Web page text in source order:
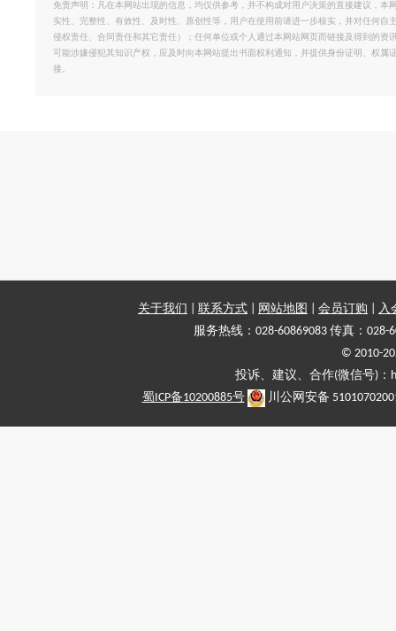
免责声明：凡在本网站出现的信息，均仅供参考，并不构成对用户决策的直接建议，
实性、完整性、有效性、及时性、原创性等，用户在使用前请进一步核实，并对任何
侵权责任、合同责任和其它责任）；任何单位或个人通过本网站网页而链接及得到的
可能涉嫌侵犯其知识产权，应及时向本网站提出书面权利通知，并提供身份证明、权
接。
关于我们 联系方式 网站地图 会员订购
入
服务热线：028-60869083 传真：028-
© 2010-
投诉、建议、合作(微信号)
蜀ICP备10200885号
川公网安备